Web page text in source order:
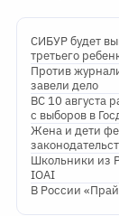
СИБУР будет
третьего
Против
завели дело
ВС 10 августа
с выборов в
Жена и дети
Школьники из
IOAI
В России